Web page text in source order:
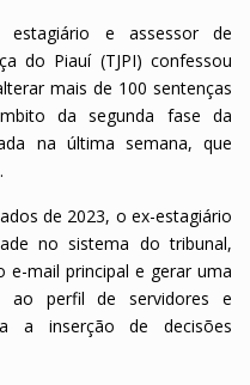
e assessor de
do Piauí (TJPI) confessou
mais de 100 sentenças
da segunda fase da
na última semana, que
de 2023, o ex-estagiário
no sistema do tribunal,
mail principal e gerar uma
ao perfil de servidores e
a inserção de decisões